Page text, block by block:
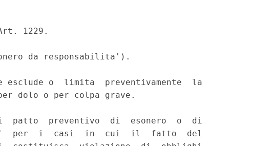
1229.
da responsabilita').
esclude o  limita  preventivamente  la
dolo o per colpa grave.
patto  preventivo  di  esonero  o  di
per  i  casi  in  cui  il  fatto  del